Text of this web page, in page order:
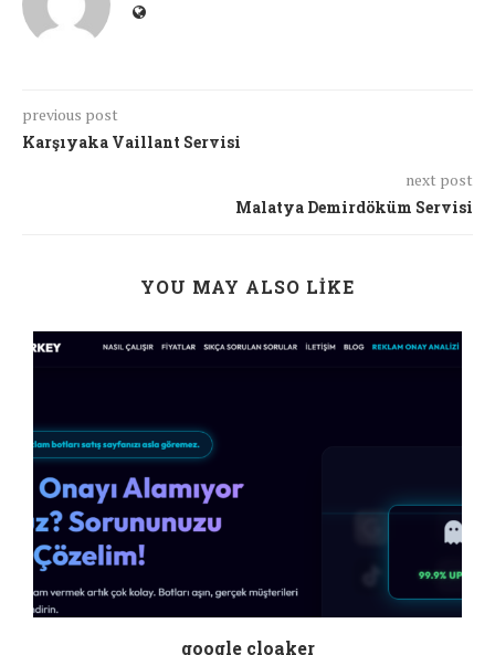
previous post
Karşıyaka Vaillant Servisi
next post
Malatya Demirdöküm Servisi
YOU MAY ALSO LIKE
google cloaker